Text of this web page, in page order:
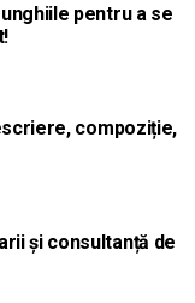
pentru a se
compoziție,
și consultanță de